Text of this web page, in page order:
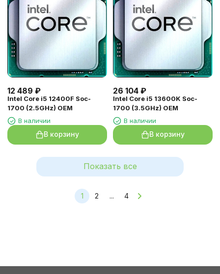
12 489 ₽
Intel Core i5 12400F Soc-
1700 (2.5GHz) OEM
В наличии
В корзину
26 104 ₽
Intel Core i5 13600K Soc-
1700 (3.5GHz) OEM
В наличии
В корзину
Показать все
1 2 ... 4